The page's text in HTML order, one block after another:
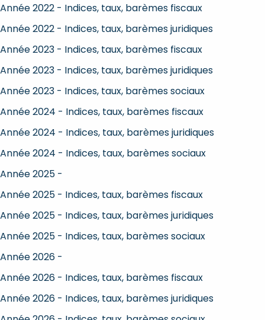
Année 2022 - Indices, taux, barèmes fiscaux
Année 2022 - Indices, taux, barèmes juridiques
Année 2023 - Indices, taux, barèmes fiscaux
Année 2023 - Indices, taux, barèmes juridiques
Année 2023 - Indices, taux, barèmes sociaux
Année 2024 - Indices, taux, barèmes fiscaux
Année 2024 - Indices, taux, barèmes juridiques
Année 2024 - Indices, taux, barèmes sociaux
Année 2025 -
Année 2025 - Indices, taux, barèmes fiscaux
Année 2025 - Indices, taux, barèmes juridiques
Année 2025 - Indices, taux, barèmes sociaux
Année 2026 -
Année 2026 - Indices, taux, barèmes fiscaux
Année 2026 - Indices, taux, barèmes juridiques